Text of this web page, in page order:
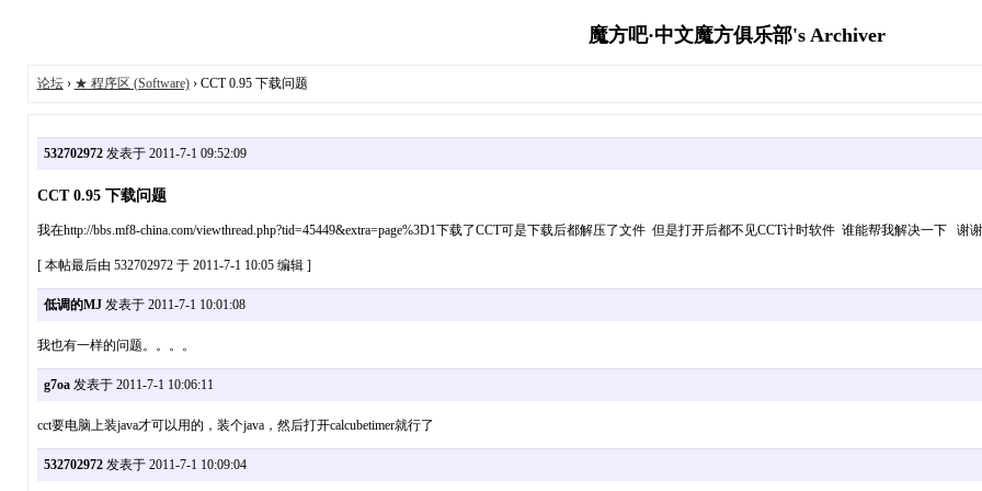
魔方吧·中文魔方俱乐部's Archiver
论坛› ★ 程序区 (Software)› CCT 0.95 下载问题
532702972发表于 2011-7-1 09:52:09
CCT 0.95 下载问题
我在http://bbs.mf8-china.com/viewthread.php?tid=45449&extra=page%3D1下载了CCT可是下载后都解压了文件 但是打开后都不见CCT计时软件 谁能帮我解决一下 谢谢
[ 本帖最后由 532702972 于 2011-7-1 10:05 编辑 ]
低调的MJ发表于 2011-7-1 10:01:08
我也有一样的问题。。。。
g7oa发表于 2011-7-1 10:06:11
cct要电脑上装java才可以用的，装个java，然后打开calcubetimer就行了
532702972发表于 2011-7-1 10:09:04